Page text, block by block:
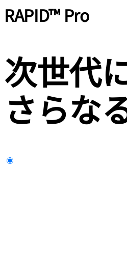
RAPID™ Pro
次世代
さらな